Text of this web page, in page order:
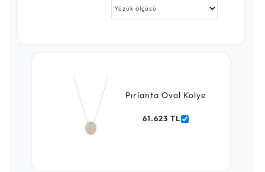
Pırlanta Oval Kolye
61.623 TL